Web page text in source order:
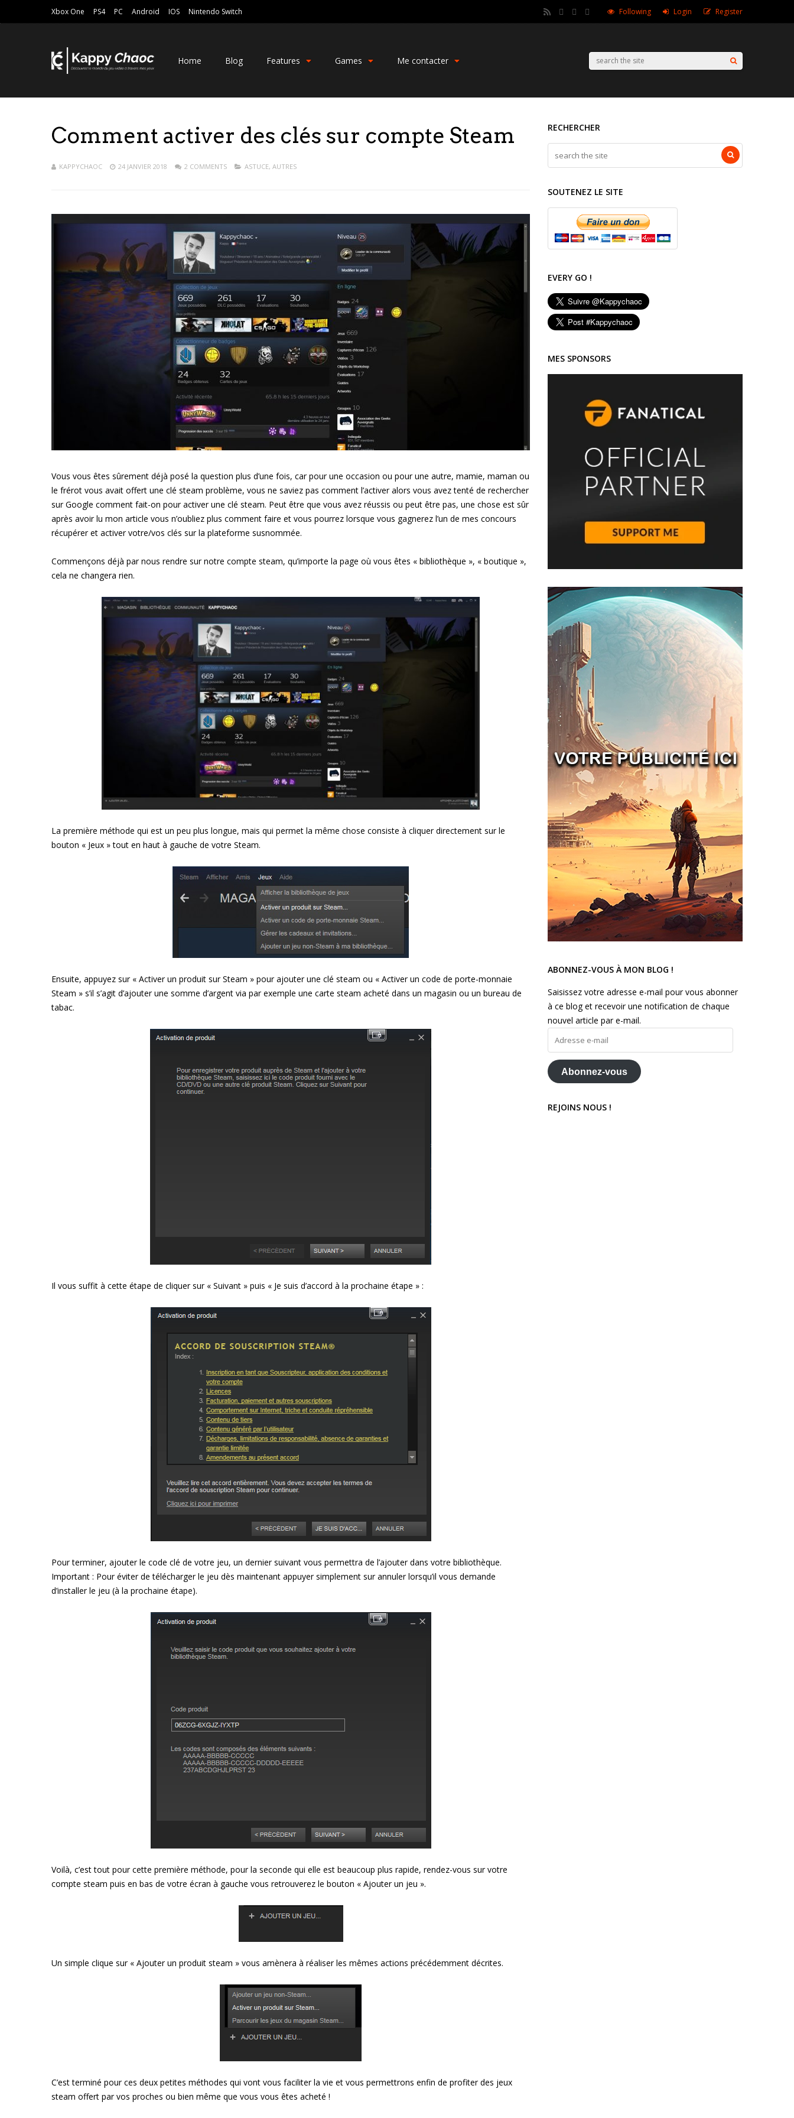
Xbox One PS4 PC Android IOS Nintendo Switch Following Login Register
Home Blog Features Games Me contacter
Comment activer des clés sur compte Steam
KAPPYCHAOC 24 JANVIER 2018 2 COMMENTS ASTUCE, AUTRES
Vous vous êtes sûrement déjà posé la question plus d’une fois, car pour une occasion ou pour une autre, mamie, maman ou
le frérot vous avait offert une clé steam problème, vous ne saviez pas comment l’activer alors vous avez tenté de rechercher
sur Google comment fait-on pour activer une clé steam. Peut être que vous avez réussis ou peut être pas, une chose est sûr
après avoir lu mon article vous n’oubliez plus comment faire et vous pourrez lorsque vous gagnerez l’un de mes concours
récupérer et activer votre/vos clés sur la plateforme susnommée.
Commençons déjà par nous rendre sur notre compte steam, qu’importe la page où vous êtes « bibliothèque », « boutique »,
cela ne changera rien.
La première méthode qui est un peu plus longue, mais qui permet la même chose consiste à cliquer directement sur le
bouton « Jeux » tout en haut à gauche de votre Steam.
Ensuite, appuyez sur « Activer un produit sur Steam » pour ajouter une clé steam ou « Activer un code de porte-monnaie
Steam » s’il s’agit d’ajouter une somme d’argent via par exemple une carte steam acheté dans un magasin ou un bureau de
tabac.
Il vous suffit à cette étape de cliquer sur « Suivant » puis « Je suis d’accord à la prochaine étape » :
Pour terminer, ajouter le code clé de votre jeu, un dernier suivant vous permettra de l’ajouter dans votre bibliothèque.
Important : Pour éviter de télécharger le jeu dès maintenant appuyer simplement sur annuler lorsqu’il vous demande
d’installer le jeu (à la prochaine étape).
Voilà, c’est tout pour cette première méthode, pour la seconde qui elle est beaucoup plus rapide, rendez-vous sur votre
compte steam puis en bas de votre écran à gauche vous retrouverez le bouton « Ajouter un jeu ».
Un simple clique sur « Ajouter un produit steam » vous amènera à réaliser les mêmes actions précédemment décrites.
C’est terminé pour ces deux petites méthodes qui vont vous faciliter la vie et vous permettrons enfin de profiter des jeux
steam offert par vos proches ou bien même que vous vous êtes acheté !
RECHERCHER
SOUTENEZ LE SITE
EVERY GO !
MES SPONSORS
ABONNEZ-VOUS À MON BLOG !
Saisissez votre adresse e-mail pour vous abonner
à ce blog et recevoir une notification de chaque
nouvel article par e-mail.
mail
Abonnez-vous
REJOINS NOUS !